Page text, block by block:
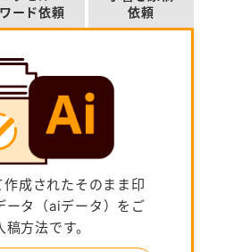
ワード依頼
依頼
成されたそのまま印
ータ（aiデータ）をご
方法です。